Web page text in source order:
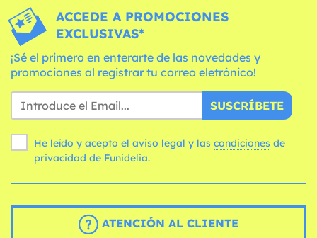
ACCEDE A PROMOCIONES
EXCLUSIVAS*
¡Sé el primero en enterarte de las novedades y
promociones al registrar tu correo eletrónico!
SUSCRÍBETE
He leído y acepto el aviso legal y las condiciones
privacidad de Funidelia.
ATENCIÓN AL CLIENTE